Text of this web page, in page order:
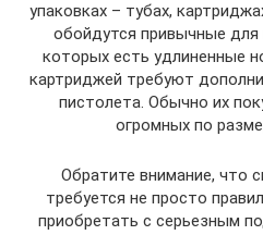
упаковках – тубах,
обойдутся привычные для
которых есть удлиненные
картриджей требуют
пистолета. Обычно их
огромных по
Обратите внимание, что
требуется не просто
приобретать с серьезным